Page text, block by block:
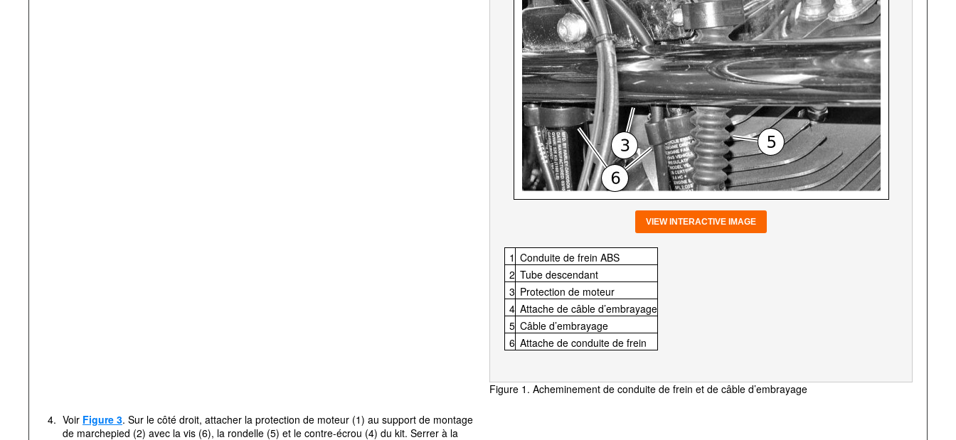
VIEW INTERACTIVE IMAGE
1 Conduite de frein ABS
2 Tube descendant
3 Protection de moteur
4 Attache de câble d’embrayage
5 Câble d’embrayage
6 Attache de conduite de frein
Figure 1. Acheminement de conduite de frein et de câble d’embrayage
4. Voir Figure 3. Sur le côté droit, attacher la protection de moteur (1) au support de montage
de marchepied (2) avec la vis (6), la rondelle (5) et le contre-écrou (4) du kit. Serrer à la